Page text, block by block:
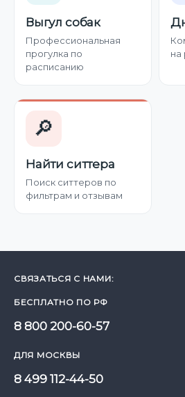
Выгул собак
Профессиональная
прогулка по
расписанию
на
🔎
Найти ситтера
Поиск ситтеров по
фильтрам и отзывам
СВЯЗАТЬСЯ С НАМИ:
БЕСПЛАТНО ПО РФ
8 800 200-60-57
ДЛЯ МОСКВЫ
8 499 112-44-50